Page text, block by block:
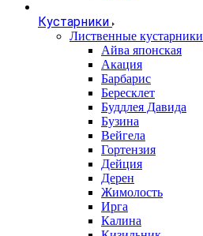
Кустарники
Лиственные кустарники
Айва японская
Акация
Барбарис
Бересклет
Буддлея Давида
Бузина
Вейгела
Гортензия
Дейция
Дерен
Жимолость
Ирга
Калина